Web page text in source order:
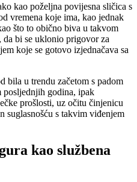
kao poželjna povijesna sličica s
vremena koje ima, kao jednak
što to obično biva u takvom
da bi se uklonio prigovor za
koje se gotovo izjednačava sa
u trendu začetom s padom
posljednjih godina, ipak
prošlosti, uz očitu činjenicu
suglasnošću s takvim viđenjem
kao službena